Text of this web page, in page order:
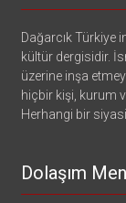
Dağarcık Türkiye
kültür dergisidir.
üzerine inşa
hiçbir kişi, kurum
Herhangi bir
Dolaşım